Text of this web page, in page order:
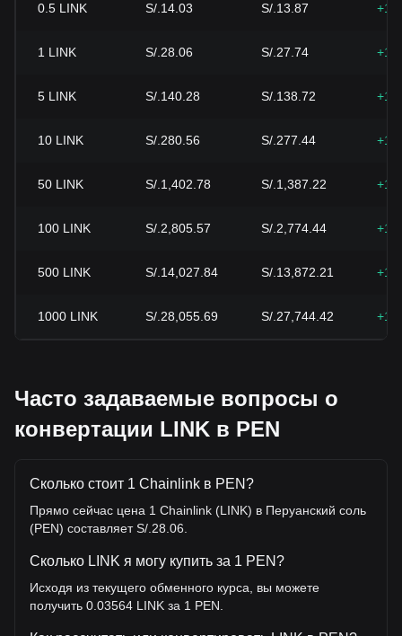
0.5 LINK S/.14.03 S/.13.87
1 LINK S/.28.06 S/.27.74
5 LINK S/.140.28 S/.138.72
10 LINK S/.280.56 S/.277.44
50 LINK S/.1,402.78 S/.1,387.22
100 LINK S/.2,805.57 S/.2,774.44
500 LINK S/.14,027.84 S/.13,872.21
1000 LINK S/.28,055.69 S/.27,744.42
Часто задаваемые вопросы о
конвертации LINK в PEN
Сколько стоит 1 Chainlink в PEN?
Прямо сейчас цена 1 Chainlink (LINK) в Перуанский соль
(PEN) составляет S/.28.06.
Сколько LINK я могу купить за 1 PEN?
Исходя из текущего обменного курса, вы можете
получить 0.03564 LINK за 1 PEN.